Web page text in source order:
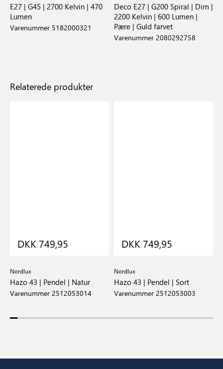
E27 | G45 | 2700 Kelvin | 470
Lumen
Varenummer 5182000321
Deco E27 | G200 Spiral | Dim |
2200 Kelvin | 600 Lumen |
Pære | Guld farvet
Varenummer 2080292758
Relaterede produkter
DKK 749,95
Nordlux
Hazo 43 | Pendel | Natur
Varenummer 2512053014
DKK 749,95
Nordlux
Hazo 43 | Pendel | Sort
Varenummer 2512053003